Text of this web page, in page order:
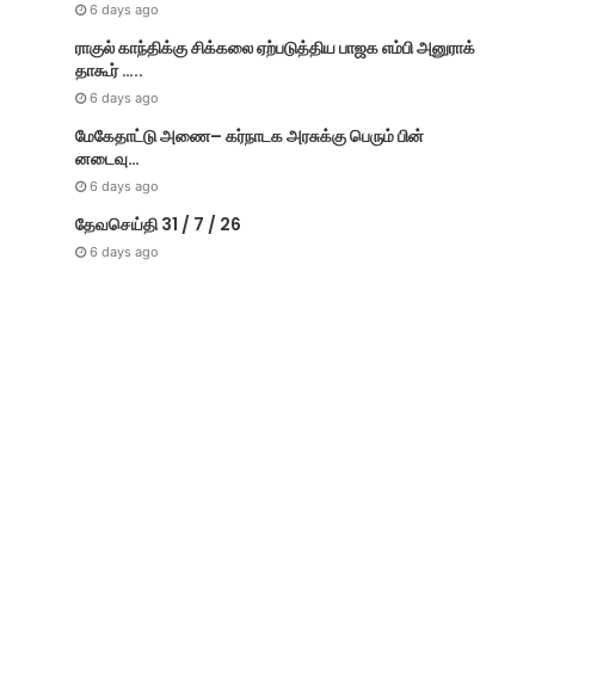
6 days ago
ராகுல் காந்திக்கு சிக்கலை ஏற்படுத்திய பாஜக எம்பி அனுராக்
தாகூர் …..
6 days ago
மேகே​தாட்டு அணை– கர்​நாடக அரசுக்கு பெரும் பின்​
னடைவு…
6 days ago
தேவசெய்தி 31 / 7 / 26
6 days ago